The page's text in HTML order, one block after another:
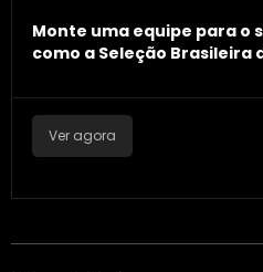
Monte uma equipe para o
como a Seleção Brasileira
Ver agora